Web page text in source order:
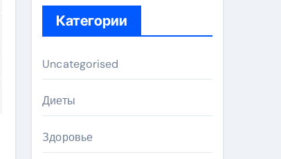
Категории
Uncategorised
Диеты
Здоровье